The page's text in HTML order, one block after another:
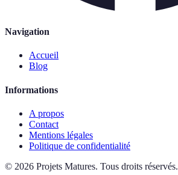
Navigation
Accueil
Blog
Informations
A propos
Contact
Mentions légales
Politique de confidentialité
© 2026 Projets Matures. Tous droits réservés.